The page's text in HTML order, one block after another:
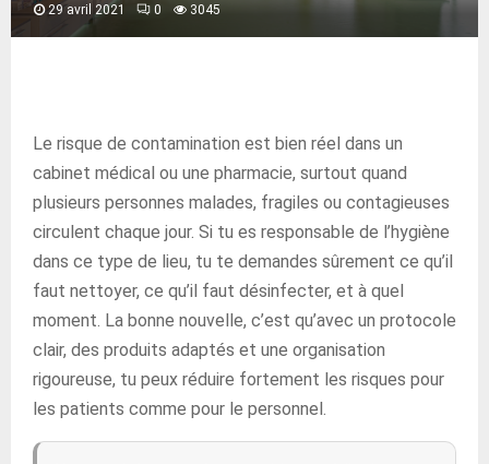
29 avril 2021 0 3045
Le risque de contamination est bien réel dans un
cabinet médical ou une pharmacie, surtout quand
plusieurs personnes malades, fragiles ou contagieuses
circulent chaque jour. Si tu es responsable de l’hygiène
dans ce type de lieu, tu te demandes sûrement ce qu’il
faut nettoyer, ce qu’il faut désinfecter, et à quel
moment. La bonne nouvelle, c’est qu’avec un protocole
clair, des produits adaptés et une organisation
rigoureuse, tu peux réduire fortement les risques pour
les patients comme pour le personnel.